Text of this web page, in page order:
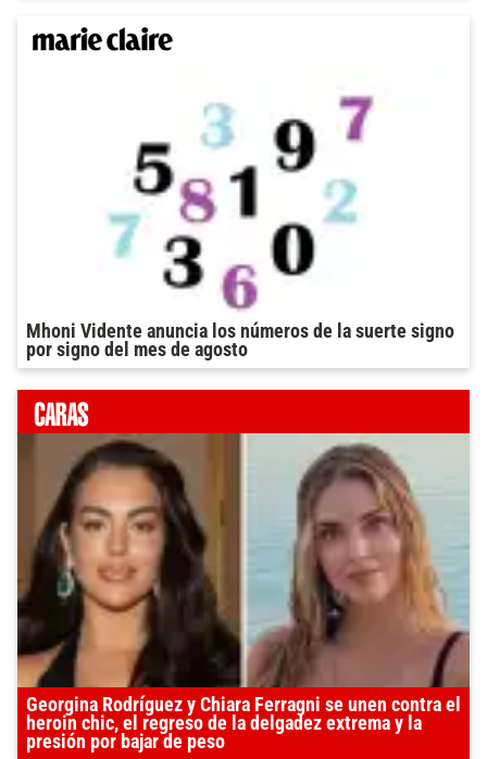
Mhoni Vidente anuncia los números de la suerte signo
por signo del mes de agosto
Georgina Rodríguez y Chiara Ferragni se unen contra el
heroin chic, el regreso de la delgadez extrema y la
presión por bajar de peso